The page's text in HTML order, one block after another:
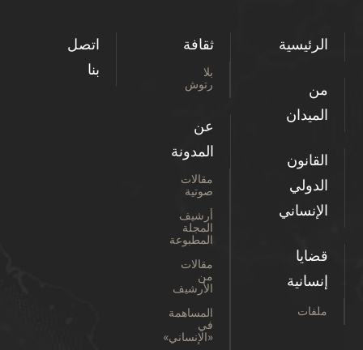
الرئيسية
من
الميدان
القانون
الدولي
الإنساني
قضايا
إنسانية
ملفات
ثقافة
بلا
رتوش
عن
المدونة
مقالات
صوتية
أرشيف
المجلة
المطبوعة
مقالات
من
الأرشيف
المساهمة
في
«الإنساني»
اتصل
بنا